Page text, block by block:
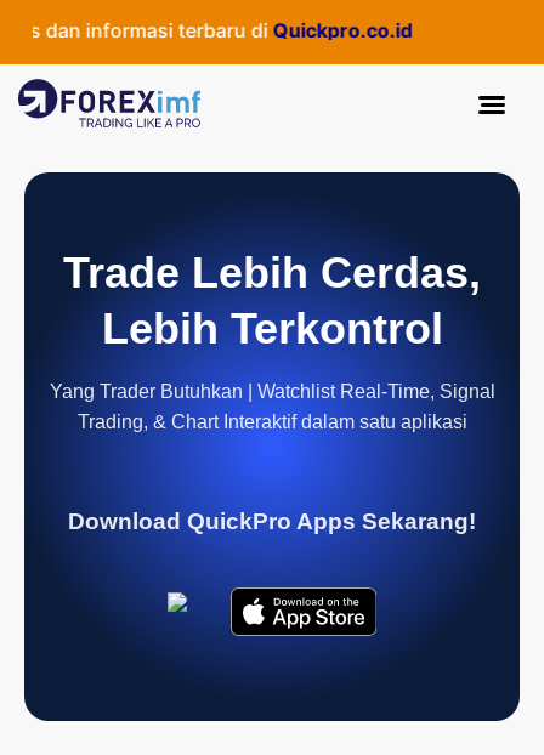
dan informasi terbaru di Quickpro.co.id
Trade Lebih Cerdas,
Lebih Terkontrol
Yang Trader Butuhkan | Watchlist Real-Time, Signal
Trading, & Chart Interaktif dalam satu aplikasi
Download QuickPro Apps Sekarang!